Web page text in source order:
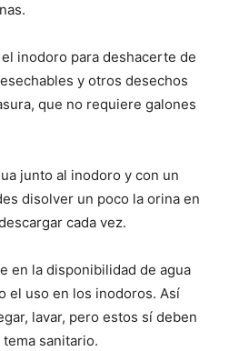
inodoro para deshacerte de
y otros desechos
que no requiere galones
junto al inodoro y con un
disolver un poco la orina en
cada vez.
en la disponibilidad de agua
el uso en los inodoros. Así
lavar, pero estos sí deben
sanitario.